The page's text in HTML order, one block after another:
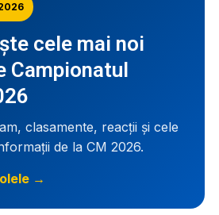
cele mai noi
Campionatul
clasamente, reacții și cele
de la CM 2026.
→